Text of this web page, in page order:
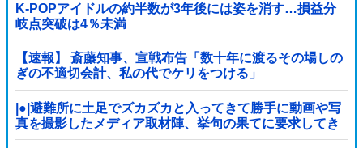
K-POPアイドルの約半数が3年後には姿を消す…損益分
岐点突破は4％未満
【速報】 斎藤知事、宣戦布告「数十年に渡るその場しの
ぎの不適切会計、私の代でケリをつける」
|●|避難所に土足でズカズカと入ってきて勝手に動画や写
真を撮影したメディア取材陣、挙句の果てに要求してき
たのは……